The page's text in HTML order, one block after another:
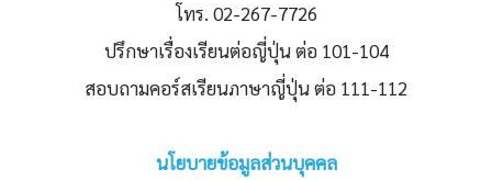
โทร. 02-267-7726
ปรึกษาเรื่องเรียนต่อญี่ปุ่น ต่อ 101-104
สอบถามคอร์สเรียนภาษาญี่ปุ่น ต่อ 111-112
นโยบายข้อมูลส่วนบุคคล